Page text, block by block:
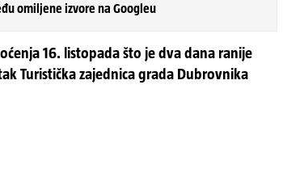
omiljene izvore na Googleu
16. listopada što je dva dana ranije
Turistička zajednica grada Dubrovnika